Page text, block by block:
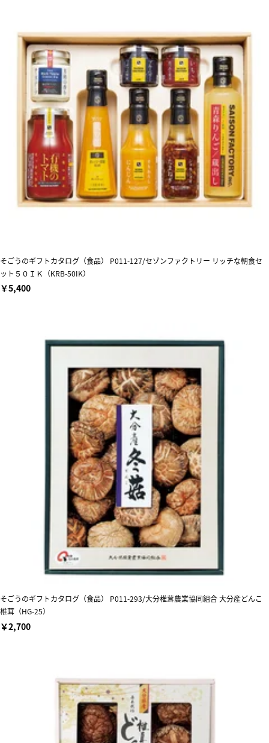
そごうのギフトカタログ（食品） P011-127/セゾンファクトリー リッチな朝食セ
ット５０ＩＫ（KRB-50IK）
￥5,400
そごうのギフトカタログ（食品） P011-293/大分椎茸農業協同組合 大分産どんこ
椎茸（HG-25）
￥2,700